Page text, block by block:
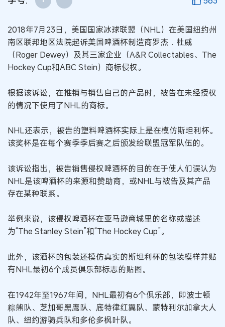
2018年7月23日，美国国家冰球联盟（NHL）在美国纽约州
南区联邦地区法院起诉美国啤酒杯制造商罗杰．杜威
（Roger Dewey）及其三家企业（A&R Collectables、The
Hockey Cup和ABC Stein）商标侵权。
根据该诉讼，在推销与销售自己的产品时，被告在未经授权
的情况下使用了NHL的商标。
NHL还表示，被告的塑料啤酒杯实际上是在模仿斯坦利杯。
该奖杯是在每个赛季季后赛之后颁发给联盟冠军队伍的。
该诉讼指出，被告销售侵权啤酒杯的目的在于使人们误认为
NHL是该啤酒杯的来源和赞助商，或NHL与被告及其产品
存在某种联系。
举例来说，该侵权啤酒杯在亚马逊商城里的名称或描述
为“The Stanley Stein”和“The Hockey Cup”。
此外，该酒杯的包装还模仿真实的斯坦利杯的包装模样并贴
有NHL最初6个成员俱乐部标志的贴图。
在1942年至1967年间，NHL最初有6个俱乐部，即波士顿
粽熊队、芝加哥黑鹰队、底特律红翼队、蒙特利尔加拿大人
队、纽约游骑兵队和多伦多枫叶队。